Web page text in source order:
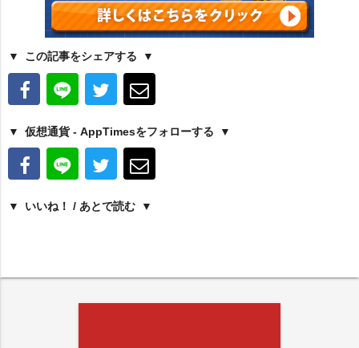
この記事をシェアする
仮想通貨 - AppTimesをフォローする
いいね！ / あとで読む